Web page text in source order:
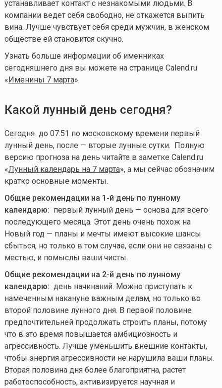
устанавливает контакт с незнакомыми людьми. В
компании ведет себя свободно, не откажется выпить
вина. Лучше чувствует себя среди мужчин, в женском
обществе ей становится скучно.
Узнать больше информации об именниках
сегодняшнего дня вы можете на странице Calend.ru
«Именины 7 марта».
Какой лунный день сегодня?
Сегодня до 07:51 по московскому времени первый
лунный день, после — вторые лунные сутки. Полную
версию прогноза на день читайте в заметке Calend.ru
«Лунный календарь на 7 марта», а мы сейчас обозначим
кратко основные моменты.
Общие рекомендации на 1-й день по лунному
календарю: первый лунный день — основа для всего
последующего месяца. Этот день очень похож на
Новый год — планы и мечты имеют высокие шансы
сбыться, но только в том случае, если они не связаны с
местью, и помыслы ваши чисты.
Общие рекомендации на 2-й день по лунному
календарю: день начинаний. Можно приступать к
намеченным накануне важным делам, но только во
второй половине лунного дня. В первой половине
предпочтительней продолжать строить планы, потому
что в это время повышается амбициозность и
агрессивность. Лучше уменьшить внешние контакты,
чтобы энергия агрессивности не нарушила ваши планы.
Вторая половина дня более благоприятна, растет
работоспособность, активизируется научная и